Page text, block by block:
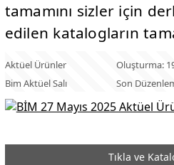
tamamını sizler için
edilen katalogların
Aktüel Ürünler
Bim Aktüel Salı
Oluşturma:
Son
Tıkla ve